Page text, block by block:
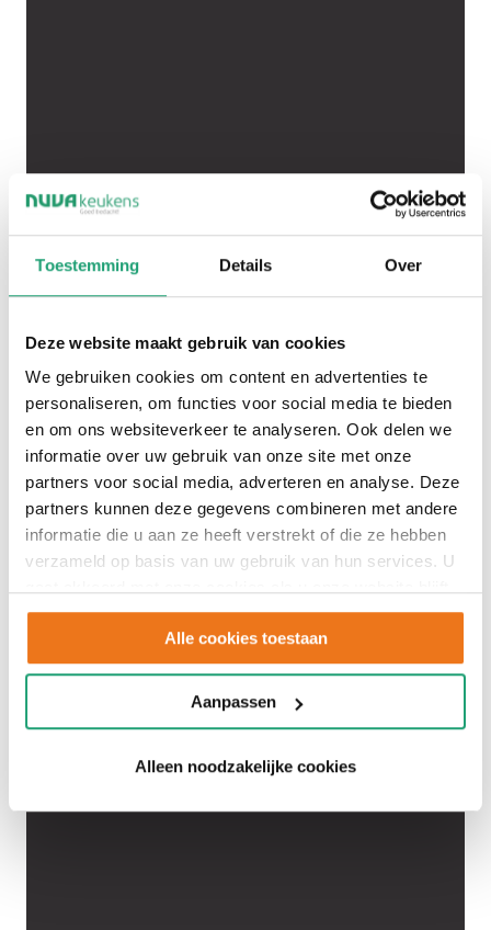
Toestemming Details Over
Deze website maakt gebruik van cookies
We gebruiken cookies om content en advertenties te
personaliseren, om functies voor social media te bieden
en om ons websiteverkeer te analyseren. Ook delen we
informatie over uw gebruik van onze site met onze
partners voor social media, adverteren en analyse. Deze
partners kunnen deze gegevens combineren met andere
informatie die u aan ze heeft verstrekt of die ze hebben
verzameld op basis van uw gebruik van hun services. U
gebruiken.
Alle cookies toestaan
Aanpassen
Alleen noodzakelijke cookies
Rode wijn, witte wijn, rosé of bubbels: iedere
soort vraagt om een eigen serveertemperatuur
om optimaal tot zijn recht te komen. Rode wijn
drink je het liefst iets warmer, terwijl witte wijn,
geserveerd worden. Een wijnklimaatkast biedt
vaak meerdere temperatuurzones, waardoor je
verschillende soorten wijn tegelijkertijd perfect
kunt bewaren. Dat is niet alleen handig, maar ook
essentieel voor de smaakbeleving.
Of je nu spontaan een glas opent na een lange
werkdag of een compleet diner organiseert voor
altijd op de juiste temperatuur is. En dat proef je.